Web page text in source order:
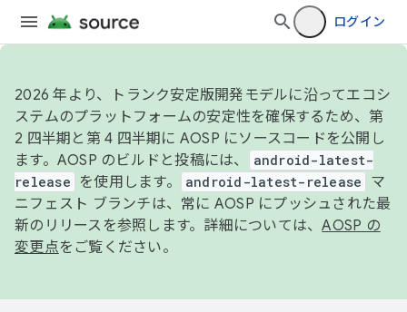
ログイン
2026 年より、トランク安定版開発モデルに沿ってエコシ
ステムのプラットフォームの安定性を確保するため、第
2 四半期と第 4 四半期に AOSP にソースコードを公開し
ます。AOSP のビルドと投稿には、
android-latest-
release
を使用します。 android-latest-release
マ
ニフェスト ブランチは、常に AOSP にプッシュされた最
新のリリースを参照します。詳細については、AOSP の
変更点をご覧ください。